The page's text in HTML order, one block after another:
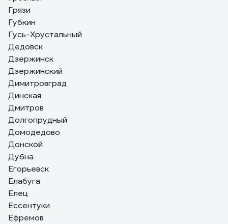
Грязи
Губкин
Гусь-Хрустальный
Дедовск
Дзержинск
Дзержинский
Димитровград
Динская
Дмитров
Долгопрудный
Домодедово
Донской
Дубна
Егорьевск
Елабуга
Елец
Ессентуки
Ефремов